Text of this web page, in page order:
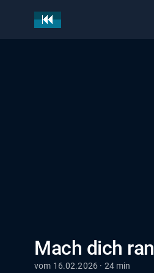
Mach dich ran
vom 16.02.2026 · 24 min